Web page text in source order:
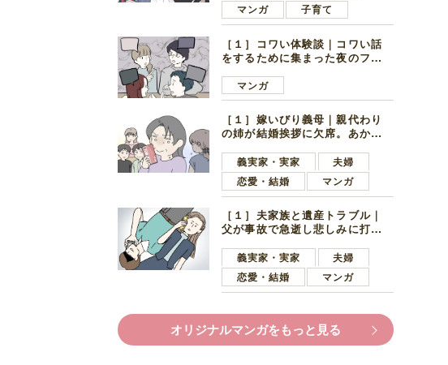
マンガ
子育て
［１］コワい体験談｜コワい話
をするために集まった夜のファ
好きの男の子ママ
マンガ
［１］嫁いびり義母｜親代わり
の姉が結婚挨拶に欠席。あから
義実家・実家
夫婦
恋愛・結婚
マンガ
［１］夫家族と遺産トラブル｜
父が事故で急逝し悲しみに打ち
ます夫
義実家・実家
夫婦
恋愛・結婚
マンガ
オリジナルマンガをもっと見る